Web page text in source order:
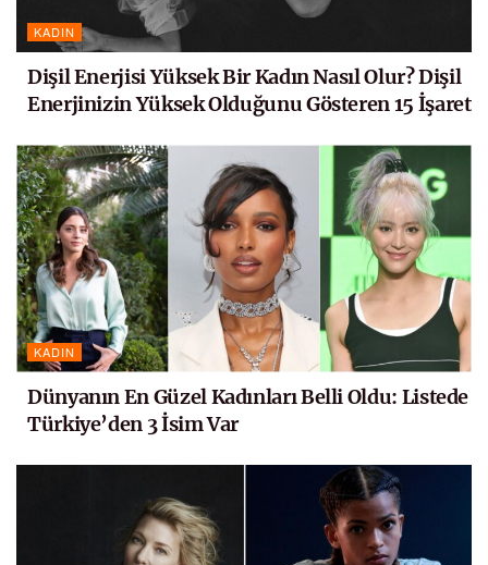
KADIN
Dişil Enerjisi Yüksek Bir Kadın Nasıl Olur? Dişil
Enerjinizin Yüksek Olduğunu Gösteren 15 İşaret
KADIN
Dünyanın En Güzel Kadınları Belli Oldu: Listede
Türkiye’den 3 İsim Var